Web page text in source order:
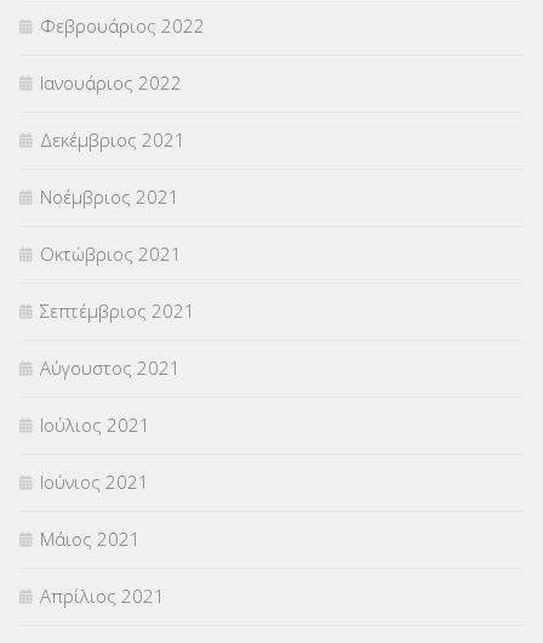
Φεβρουάριος 2022
Ιανουάριος 2022
Δεκέμβριος 2021
Νοέμβριος 2021
Οκτώβριος 2021
Σεπτέμβριος 2021
Αύγουστος 2021
Ιούλιος 2021
Ιούνιος 2021
Μάιος 2021
Απρίλιος 2021